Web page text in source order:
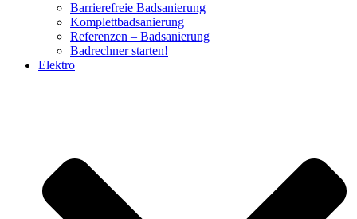
Barrierefreie Badsanierung
Komplettbadsanierung
Referenzen – Badsanierung
Badrechner starten!
Elektro